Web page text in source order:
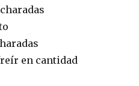
en cantidad